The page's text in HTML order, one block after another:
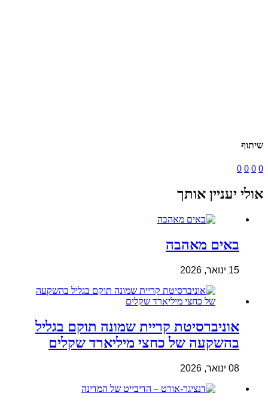
שיתוף
0
0
0
0
אולי יעניין אותך
באים מאהבה
15 ינואר, 2026
אוניברסיטת קריית שמונה תוקם בגליל
בהשקעה של כחצי מיליארד שקלים
08 ינואר, 2026